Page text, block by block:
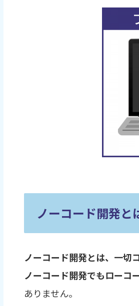
ノーコード開発と
ノーコード開発とは、一切
ノーコード開発でもローコ
ありません。